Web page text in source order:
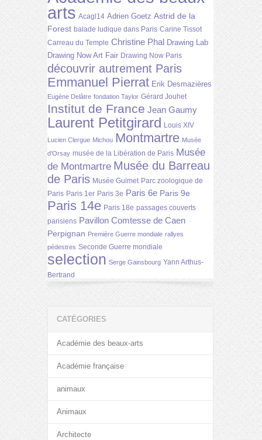
arts Acagl14 Adrien Goetz Astrid de la
Forest balade ludique dans Paris Carine Tissot
Carreau du Temple Christine Phal Drawing Lab
Drawing Now Art Fair Drawing Now Paris
découvrir autrement Paris
Emmanuel Pierrat Erik Desmazières
Eugène Delâtre fondation Taylor Gérard Jouhet
Institut de France Jean Gaumy
Laurent Petitgirard Louis XIV
Lucien Clergue Michou Montmartre Musée
d'Orsay musée de la Libération de Paris Musée
de Montmartre Musée du Barreau
de Paris Musée Guimet Parc zoologique de
Paris Paris 1er Paris 3e Paris 6e Paris 9e
Paris 14e Paris 18e passages couverts
parisiens Pavillon Comtesse de Caen
Perpignan Première Guerre mondiale rallyes
pédestres Seconde Guerre mondiale
selection Serge Gainsbourg Yann Arthus-
Bertrand
CATÉGORIES
Académie des beaux-arts
Académie française
animaux
Animaux
Architecte